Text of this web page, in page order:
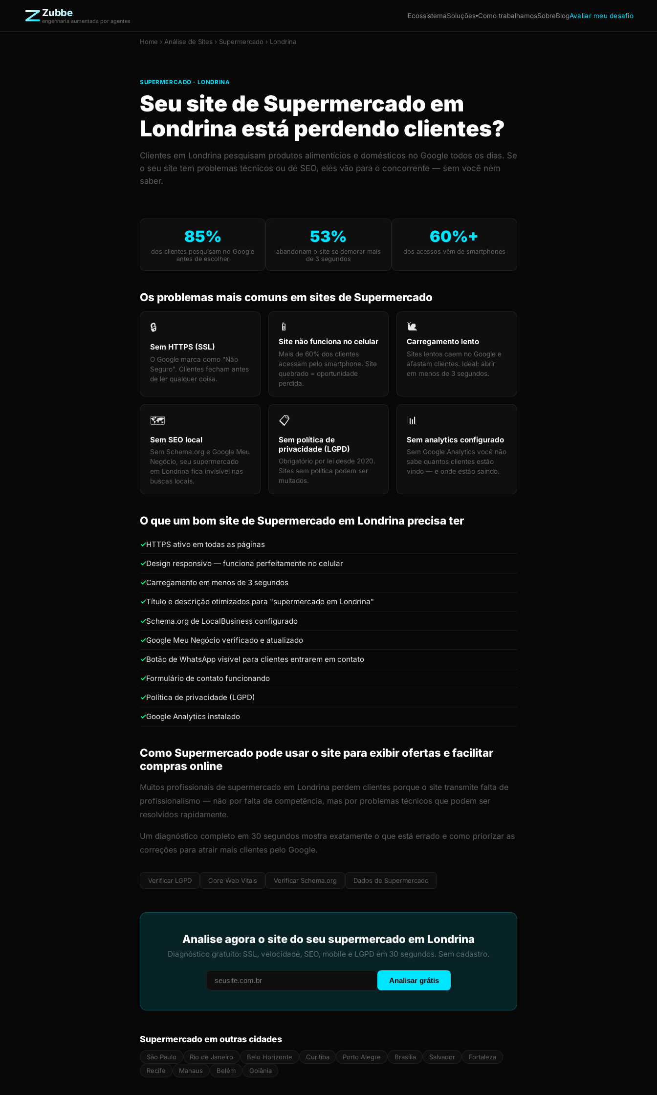
Zubbe
engenharia aumentada por agentes
EcossistemaSoluções▾Como trabalhamosSobreBlogAvaliar meu desafio
Home › Análise de Sites › Supermercado › Londrina
SUPERMERCADO · LONDRINA
Seu site de Supermercado em
Londrina está perdendo clientes?
Clientes em Londrina pesquisam produtos alimentícios e domésticos no Google todos os dias. Se
o seu site tem problemas técnicos ou de SEO, eles vão para o concorrente — sem você nem
saber.
85%
dos clientes pesquisam no Google
antes de escolher
53%
abandonam o site se demorar mais
de 3 segundos
60%+
dos acessos vêm de smartphones
Os problemas mais comuns em sites de Supermercado
🔒
Sem HTTPS (SSL)
O Google marca como "Não
Seguro". Clientes fecham antes
de ler qualquer coisa.
📱
Site não funciona no celular
Mais de 60% dos clientes
acessam pelo smartphone. Site
quebrado = oportunidade
perdida.
🐌
Carregamento lento
Sites lentos caem no Google e
afastam clientes. Ideal: abrir
em menos de 3 segundos.
🗺️
Sem SEO local
Sem Schema.org e Google Meu
Negócio, seu supermercado
em Londrina fica invisível nas
buscas locais.
📋
Sem política de
privacidade (LGPD)
Obrigatório por lei desde 2020.
Sites sem política podem ser
multados.
📊
Sem analytics configurado
Sem Google Analytics você não
sabe quantos clientes estão
vindo — e onde estão saindo.
O que um bom site de Supermercado em Londrina precisa ter
HTTPS ativo em todas as páginas
Design responsivo — funciona perfeitamente no celular
Carregamento em menos de 3 segundos
Título e descrição otimizados para "supermercado em Londrina"
Schema.org de LocalBusiness configurado
Google Meu Negócio verificado e atualizado
Botão de WhatsApp visível para clientes entrarem em contato
Formulário de contato funcionando
Política de privacidade (LGPD)
Google Analytics instalado
Como Supermercado pode usar o site para exibir ofertas e facilitar
compras online
Muitos profissionais de supermercado em Londrina perdem clientes porque o site transmite falta de
profissionalismo — não por falta de competência, mas por problemas técnicos que podem ser
resolvidos rapidamente.
Um diagnóstico completo em 30 segundos mostra exatamente o que está errado e como priorizar as
correções para atrair mais clientes pelo Google.
Verificar LGPD Core Web Vitals Verificar Schema.org Dados de Supermercado
Analise agora o site do seu supermercado em Londrina
Diagnóstico gratuito: SSL, velocidade, SEO, mobile e LGPD em 30 segundos. Sem cadastro.
Analisar grátis
Supermercado em outras cidades
São Paulo Rio de Janeiro Belo Horizonte Curitiba Porto Alegre Brasília Salvador
Fortaleza
Recife
Manaus Belém Goiânia